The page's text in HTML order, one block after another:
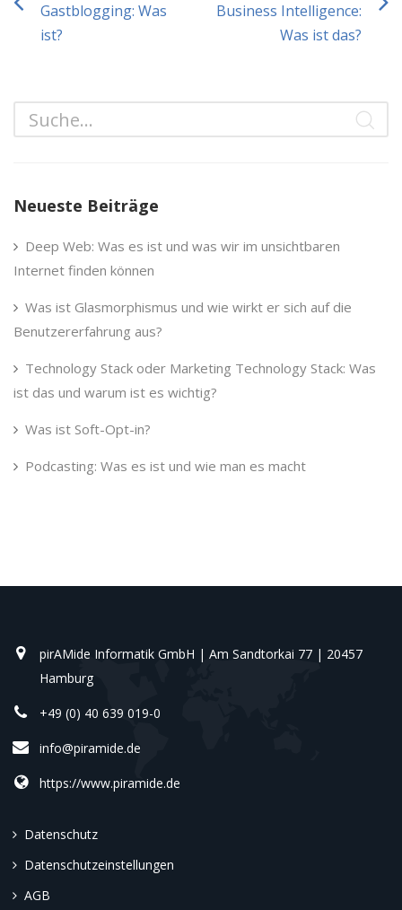
Gastblogging: Was
ist?
Business Intelligence:
Was ist das?
Neueste Beiträge
Deep Web: Was es ist und was wir im unsichtbaren
Internet finden können
Was ist Glasmorphismus und wie wirkt er sich auf die
Benutzererfahrung aus?
Technology Stack oder Marketing Technology Stack: Was
ist das und warum ist es wichtig?
Was ist Soft-Opt-in?
Podcasting: Was es ist und wie man es macht
pirAMide Informatik GmbH | Am Sandtorkai 77 | 20457
Hamburg
+49 (0) 40 639 019-0
info@piramide.de
https://www.piramide.de
Datenschutz
Datenschutzeinstellungen
AGB